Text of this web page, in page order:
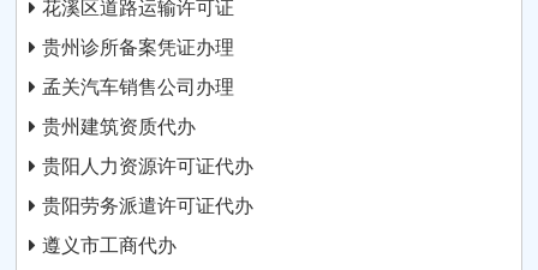
花溪区道路运输许可证
贵州诊所备案凭证办理
孟关汽车销售公司办理
贵州建筑资质代办
贵阳人力资源许可证代办
贵阳劳务派遣许可证代办
遵义市工商代办